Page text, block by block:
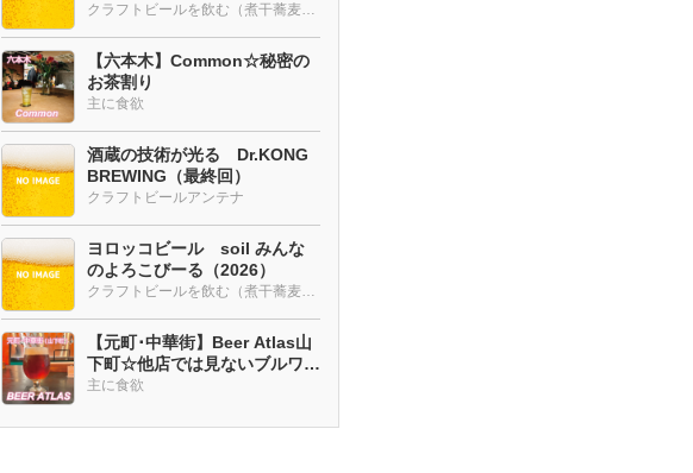
クラフトビールを飲む（煮干蕎麦も・・・）
【六本木】Common☆秘密の
お茶割り
主に食欲
酒蔵の技術が光る Dr.KONG
BREWING（最終回）
クラフトビールアンテナ
ヨロッコビール soil みんな
のよろこびーる（2026）
クラフトビールを飲む（煮干蕎麦も・・・）
【元町･中華街】Beer Atlas山
下町☆他店では見ないブルワリ
ー多め
主に食欲